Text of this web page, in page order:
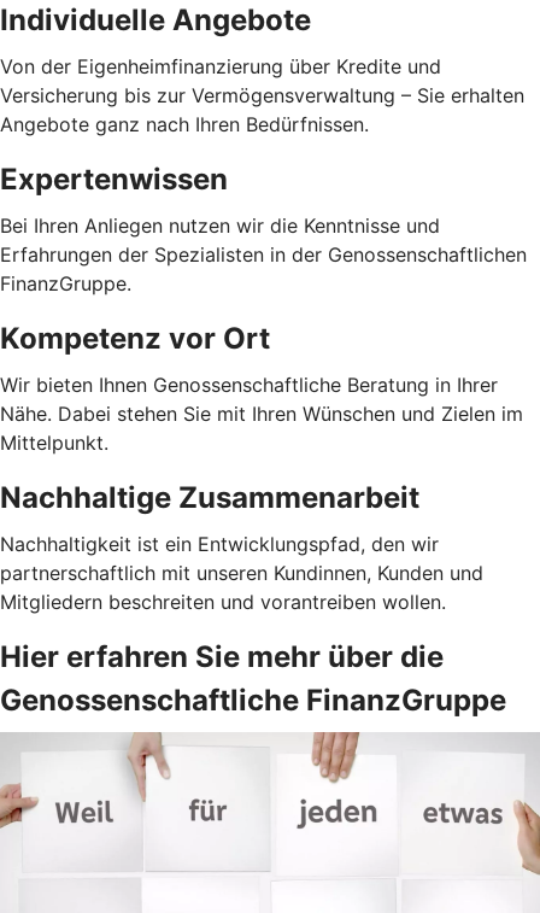
Individuelle Angebote
Von der Eigenheimfinanzierung über Kredite und
Versicherung bis zur Vermögensverwaltung – Sie erhalten
Angebote ganz nach Ihren Bedürfnissen.
Expertenwissen
Bei Ihren Anliegen nutzen wir die Kenntnisse und
Erfahrungen der Spezialisten in der Genossenschaftlichen
FinanzGruppe.
Kompetenz vor Ort
Wir bieten Ihnen Genossenschaftliche Beratung in Ihrer
Nähe. Dabei stehen Sie mit Ihren Wünschen und Zielen im
Mittelpunkt.
Nachhaltige Zusammenarbeit
Nachhaltigkeit ist ein Entwicklungspfad, den wir
partnerschaftlich mit unseren Kundinnen, Kunden und
Mitgliedern beschreiten und vorantreiben wollen.
Hier erfahren Sie mehr über die
Genossenschaftliche FinanzGruppe